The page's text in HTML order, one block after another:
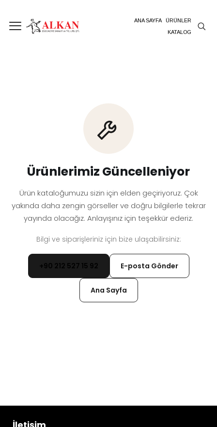
ANA SAYFA
ÜRÜNLER
KATALOG
Ürünlerimiz Güncelleniyor
Ürün kataloğumuzu sizin için elden geçiriyoruz. Çok
yakında daha zengin görseller ve doğru bilgilerle tekrar
yayında olacağız. Anlayışınız için teşekkür ederiz.
Bilgi ve siparişleriniz için bize ulaşabilirsiniz:
+90 212 527 15 92 E-posta Gönder
Ana Sayfa